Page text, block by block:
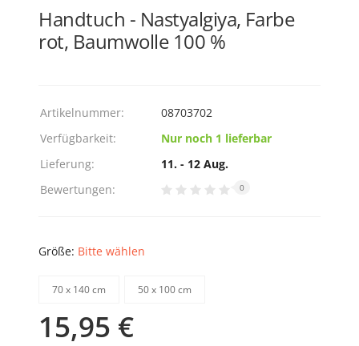
Handtuch - Nastyalgiya, Farbe
rot, Baumwolle 100 %
Artikelnummer:
08703702
Verfügbarkeit:
Nur noch 1 lieferbar
Lieferung:
11. - 12 Aug.
Bewertungen:
0
Größe: Bitte wählen
70 х 140 cm 50 х 100 cm
15,95 €